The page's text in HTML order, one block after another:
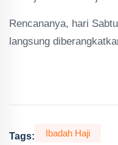
Rencananya, hari
langsung
Tags: Ibadah Haji